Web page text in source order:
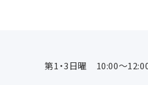
第1・3日曜 10:00～